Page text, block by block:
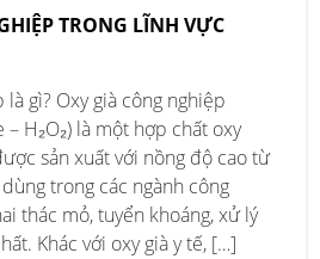
TRONG LĨNH VỰC
là gì? Oxy già công nghiệp
H₂O₂) là một hợp chất oxy
sản xuất với nồng độ cao từ
trong các ngành công
thác mỏ, tuyển khoáng, xử lý
Khác với oxy già y tế, […]